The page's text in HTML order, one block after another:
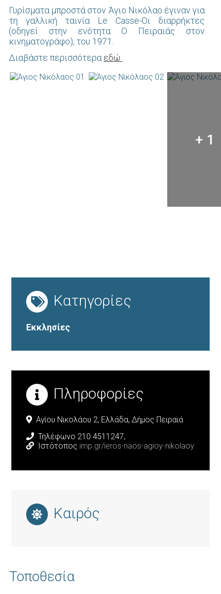
Γυρίσματα μπροστά στον Άγιο Νικόλαο έγιναν για
τη γαλλική ταινία Le Casse-Οι διαρρήκτες
(οδηγεί στην ενότητα Ο Πειραιάς στον
κινηματογράφο), του 1971.
Διαβάστε περισσότερα εδώ
+ 1
Κατηγορίες
Εκκλησίες
Πληροφορίες
Αγίου Νικολάου 2, Ελλάδα, Δήμος Πειραιά
Τηλέφωνο 210 4511247,
Ιστότοπος imp.gr/ieros-naos-agioy-nikolaoy
Καιρός
Τοποθεσία